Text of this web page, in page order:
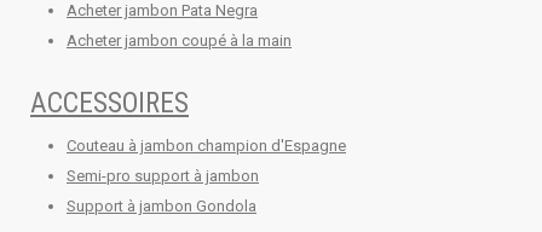
Acheter jambon Pata Negra
Acheter jambon coupé à la main
ACCESSOIRES
Couteau à jambon champion d'Espagne
Semi-pro support à jambon
Support à jambon Gondola